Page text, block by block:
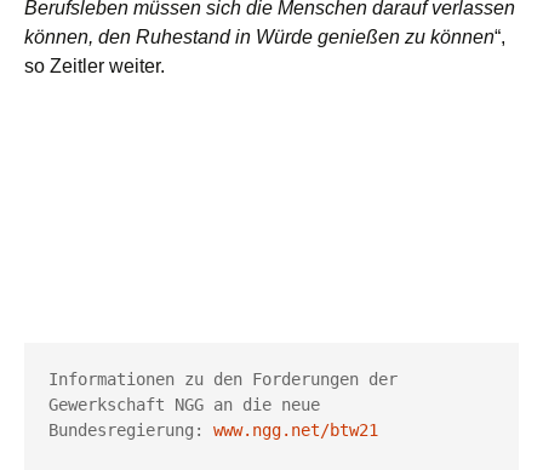
Berufsleben müssen sich die Menschen darauf verlassen
können, den Ruhestand in Würde genießen zu können“,
so Zeitler weiter.
Informationen zu den Forderungen der
Gewerkschaft NGG an die neue
Bundesregierung: www.ngg.net/btw21